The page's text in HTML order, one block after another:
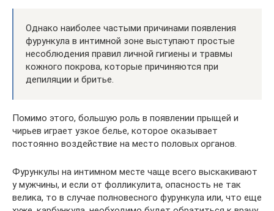
Однако наиболее частыми причинами появления
фурункула в интимной зоне выступают простые
несоблюдения правил личной гигиены и травмы
кожного покрова, которые причиняются при
депиляции и бритье.
Помимо этого, большую роль в появлении прыщей и
чирьев играет узкое белье, которое оказывает
постоянно воздействие на место половых органов.
Фурункулы на интимном месте чаще всего выскакивают
у мужчины, и если от фолликулита, опасность не так
велика, то в случае полновесного фурункула или, что еще